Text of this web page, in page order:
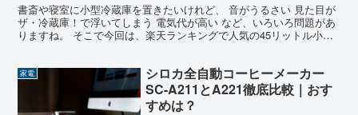
書斎や寝室に小型冷蔵庫を置きたいけれど、 音がうるさい 見た目が
ザ・冷蔵庫！で浮いてしまう 電気代が高い など、いろいろ問題があ
りますね。 そこで今回は、楽天ランキングで人気の45リットル小型
家電
シロカ全自動コーヒーメーカー
SC-A211とA221徹底比較｜おす
すめは？